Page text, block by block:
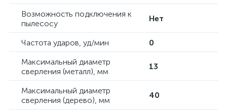
Возможность подключения к
пылесосу
Нет
Частота ударов, уд/мин
0
Максимальный диаметр
сверления (металл), мм
13
Максимальный диаметр
сверления (дерево), мм
40